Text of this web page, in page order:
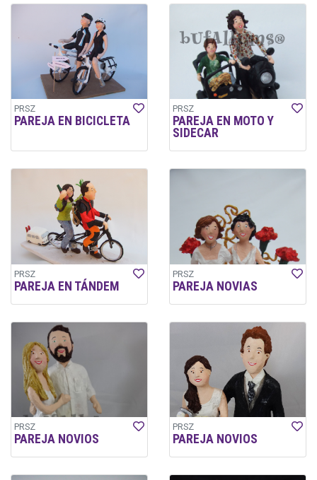
PRSZ
PAREJA EN BICICLETA
PRSZ
PAREJA EN MOTO Y
SIDECAR
PRSZ
PAREJA EN TÁNDEM
PRSZ
PAREJA NOVIAS
PRSZ
PAREJA NOVIOS
PRSZ
PAREJA NOVIOS